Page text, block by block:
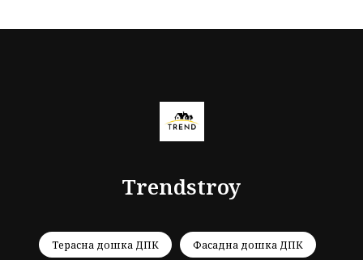
Trendstroy
Терасна дошка ДПК Фасадна дошка ДПК